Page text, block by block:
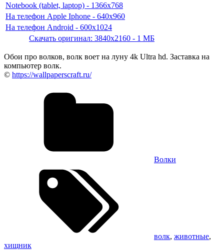
Скачать оригинал: 3840x2160 - 1 МБ
Notebook (tablet, laptop) - 1366x768
На телефон Apple Iphone - 640x960
На телефон Android - 600x1024
Обои про волков, волк воет на луну 4k Ultra hd. Заставка на
компьютер волк.
© https://wallpaperscraft.ru/
Волки
волк, животные,
хищник